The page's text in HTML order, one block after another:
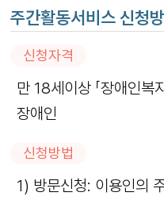
주간활동서비스 신청
신청자격
만 18세이상 「장애인복
장애인
신청방법
1) 방문신청: 이용인의